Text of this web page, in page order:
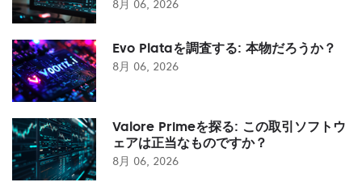
8月 06, 2026
Evo Plataを調査する: 本物だろうか？
8月 06, 2026
Valore Primeを探る: この取引ソフトウ
ェアは正当なものですか？
8月 06, 2026